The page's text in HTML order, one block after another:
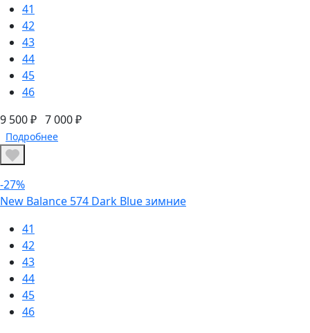
41
42
43
44
45
46
9 500 ₽ 7 000 ₽
Подробнее
-27%
New Balance 574 Dark Blue зимние
41
42
43
44
45
46